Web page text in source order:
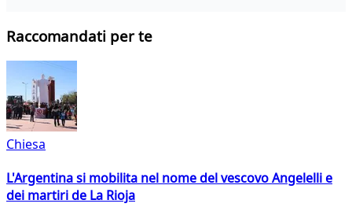
Raccomandati per te
Chiesa
L'Argentina si mobilita nel nome del vescovo Angelelli e
dei martiri de La Rioja